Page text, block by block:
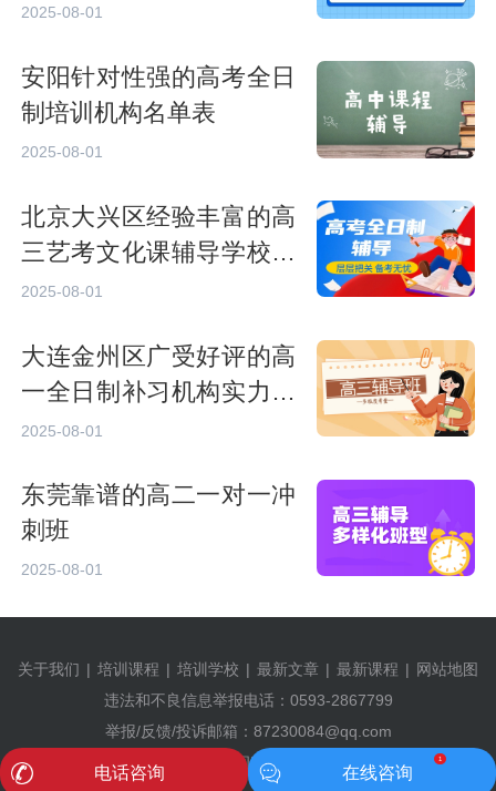
2025-08-01
安阳针对性强的高考全日
制培训机构名单表
2025-08-01
北京大兴区经验丰富的高
三艺考文化课辅导学校名
单
2025-08-01
大连金州区广受好评的高
一全日制补习机构实力名
单公布
2025-08-01
东莞靠谱的高二一对一冲
刺班
2025-08-01
关于我们 | 培训课程 | 培训学校 | 最新文章 | 最新课程 | 网站地图
违法和不良信息举报电话：0593-2867799
举报/反馈/投诉邮箱：87230084@qq.com
©2009-2024 有考网 |
闽ICP备2024057071号-1
电话咨询 在线咨询
1